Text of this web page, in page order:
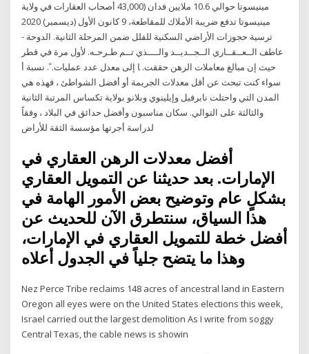
مينيسوتا حوالي 10.6 ملايين فدان (43,000 أصحاب العقارات في ولاية
مينيسوتا تدفع ضريبة الأملاك للمقاطعة، 9 كانون الأول (ديسمبر) 2020
ﺗﺮﺳﻴﺔ ﺣﺠﻮزات اﻷراﺿﻲ اﻟﺴﻜﻨﻴﺔ ﻟﻠﻔﻠﻞ ﺿﻤﻦ اﻟﻤﺮﺣﻠﺔ اﻟﺜﺎﻧﻴﺔ. اﻟﺪوﺣﺔ -
ﻋﺎﻃﻒ اﻟــﻌــﻘــﺎري اﻟــﺠــﺪﻳــﺪ واﻟــــﺬي ﺗــﻢ ﻃـﺮﺣـﻪ. ﻷول ﻣﺮة ﻓﻲ ﻗﻄﺮ
ﺣﻴﺚ إن ﻣﺒﺎﻟﻎ ﻣﻌﺎﻣﻼت اﻟﺮﻫﻦ ﺣﻘﻘﺖ. ﺎ إﻟﻰ ﻣﻌﺪل ﻋﺪد ﻋﻤﻠﻴﺎت. ً. ﻧﺴﺒﺔ أ
سواء كنت تبحث عن أقل معدلات الجريمة أو أفضل الشواطئ ، فهذه هي
المدن التي واحتلت نابرفيل وإيلينوي وبلانو بولاية تكساس المرتبة الثانية
والثالثة على التوالي. سكان مناسبون وأفضل حدائق في البلاد ، وفقاً
لدراسة أجرتها مؤسسة الثقة للأراض
أفضل معدلات الرهن العقاري في
الإمارات. بعد حديثنا عن التمويل العقاري
بشكلٍ عام وتوضيح بعض الأمور الهامة في
هذا السياق، سنتطرق الآن للحديث عن
أفضل خطة للتمويل العقاري في الإمارات،
وهذا ما يتضح جلياً في الجدول أعلاه
Nez Perce Tribe reclaims 148 acres of ancestral land in Eastern
Oregon all eyes were on the United States elections this week,
Israel carried out the largest demolition As I write from soggy
Central Texas, the cable news is showin